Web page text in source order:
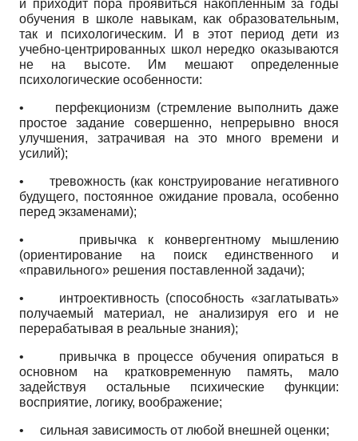
и приходит пора проявиться накопленным за годы
обучения в школе навыкам, как образовательным,
так и психологическим. И в этот период дети из
учебно-центрированных школ нередко оказываются
не на высоте. Им мешают определенные
психологические особенности:
• перфекционизм (стремление выполнить даже
простое задание совершенно, непрерывно внося
улучшения, затрачивая на это много времени и
усилий);
• тревожность (как конструирование негативного
будущего, постоянное ожидание провала, особенно
перед экзаменами);
• привычка к конвергентному мышлению
(ориентирование на поиск единственного и
«правильного» решения поставленной задачи);
• интроективность (способность «заглатывать»
получаемый материал, не анализируя его и не
перерабатывая в реальные знания);
• привычка в процессе обучения опираться в
основном на кратковременную память, мало
задействуя остальные психические функции:
восприятие, логику, воображение;
• сильная зависимость от любой внешней оценки;